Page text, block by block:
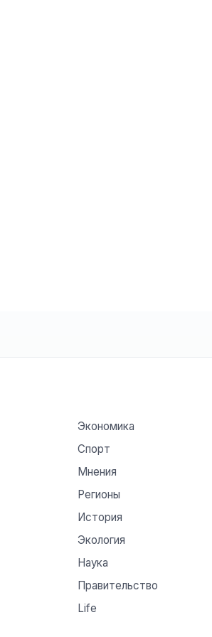
Экономика
Спорт
Мнения
Регионы
История
Экология
Наука
Правительство
Life